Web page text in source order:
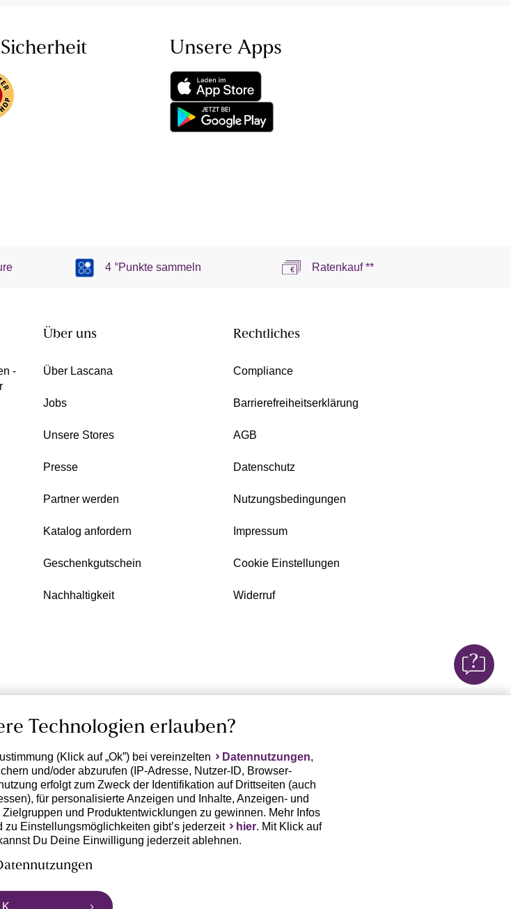
Unsere Apps
4 °Punkte sammeln Ratenkauf **
-
Über uns
Über Lascana
Jobs
Unsere Stores
Presse
Partner werden
Katalog anfordern
Geschenkgutschein
Nachhaltigkeit
Rechtliches
Compliance
Barrierefreiheitserklärung
AGB
Datenschutz
Nutzungsbedingungen
Impressum
Cookie Einstellungen
Widerruf
Technologien erlauben?
(Klick auf „Ok”) bei vereinzelten Datennutzungen,
und/oder abzurufen (IP-Adresse, Nutzer-ID, Browser-
erfolgt zum Zweck der Identifikation auf Drittseiten (auch
für personalisierte Anzeigen und Inhalte, Anzeigen- und
und Produktentwicklungen zu gewinnen. Mehr Infos
Einstellungsmöglichkeiten gibt’s jederzeit
hier. Mit Klick auf
Du Deine Einwilligung jederzeit ablehnen.
deinem Endgerät abgerufene Daten (Trackingdaten) oder die